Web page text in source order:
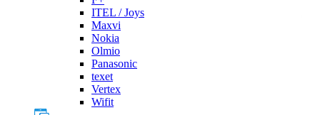
ITEL / Joys
Maxvi
Nokia
Olmio
Panasonic
texet
Vertex
Wifit